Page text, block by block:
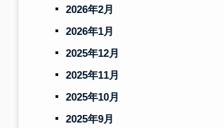
2026年2月
2026年1月
2025年12月
2025年11月
2025年10月
2025年9月